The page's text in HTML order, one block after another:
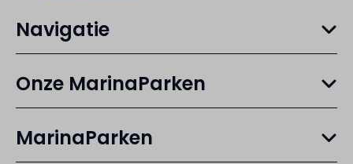
Navigatie
Onze MarinaParken
MarinaParken